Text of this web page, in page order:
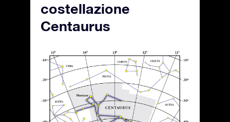
costellazione
Centaurus